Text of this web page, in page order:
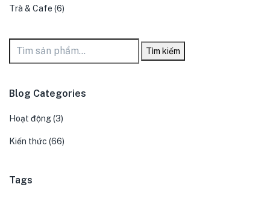
Trà & Cafe (6)
Tìm kiếm
Blog Categories
Hoạt động(3)
Kiến thức (66)
Tags